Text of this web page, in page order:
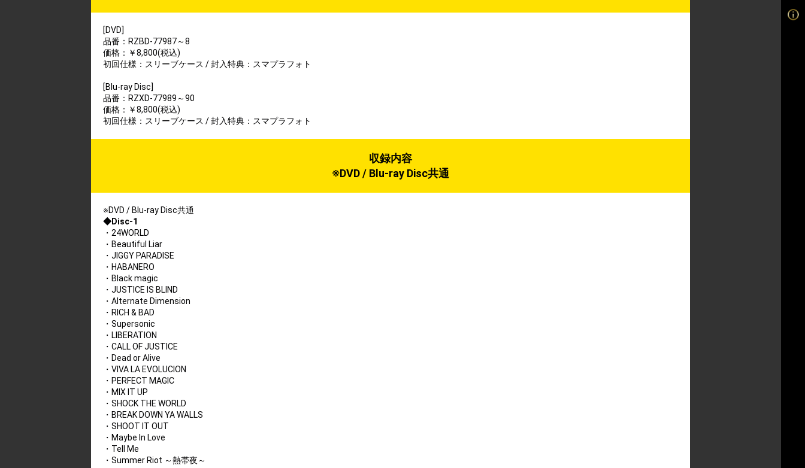
[DVD]
品番：RZBD-77987～8
価格：￥8,800(税込)
初回仕様：スリーブケース / 封入特典：スマプラフォト
[Blu-ray Disc]
品番：RZXD-77989～90
価格：￥8,800(税込)
初回仕様：スリーブケース / 封入特典：スマプラフォト
収録内容
※DVD / Blu-ray Disc共通
※DVD / Blu-ray Disc共通
◆Disc-1
・24WORLD
・Beautiful Liar
・JIGGY PARADISE
・HABANERO
・Black magic
・JUSTICE IS BLIND
・Alternate Dimension
・RICH & BAD
・Supersonic
・LIBERATION
・CALL OF JUSTICE
・Dead or Alive
・VIVA LA EVOLUCION
・PERFECT MAGIC
・MIX IT UP
・SHOCK THE WORLD
・BREAK DOWN YA WALLS
・SHOOT IT OUT
・Maybe In Love
・Tell Me
・Summer Riot ～熱帯夜～